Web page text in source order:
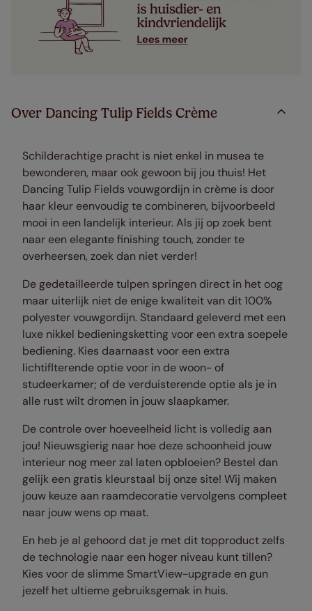
Over Dancing Tulip Fields Crème
Schilderachtige pracht is niet enkel in musea te
bewonderen, maar ook gewoon bij jou thuis! Het
Dancing Tulip Fields vouwgordijn in crème is door
haar kleur eenvoudig te combineren, bijvoorbeeld
mooi in een landelijk interieur. Als jij op zoek bent
naar een elegante finishing touch, zonder te
overheersen, zoek dan niet verder!
De gedetailleerde tulpen springen direct in het oog
maar uiterlijk niet de enige kwaliteit van dit 100%
polyester vouwgordijn. Standaard geleverd met een
luxe nikkel bedieningsketting voor een extra soepele
bediening. Kies daarnaast voor een extra
lichtiflterende optie voor in de woon- of
studeerkamer; of de verduisterende optie als je in
alle rust wilt dromen in jouw slaapkamer.
De controle over hoeveelheid licht is volledig aan
jou! Nieuwsgierig naar hoe deze schoonheid jouw
interieur nog meer zal laten opbloeien? Bestel dan
gelijk een gratis kleurstaal bij onze site! Wij maken
jouw keuze aan raamdecoratie vervolgens compleet
naar jouw wens op maat.
En heb je al gehoord dat je met dit topproduct zelfs
de technologie naar een hoger niveau kunt tillen?
Kies voor de slimme SmartView-upgrade en gun
jezelf het ultieme gebruiksgemak in huis.